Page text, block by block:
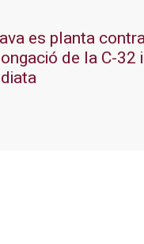
es planta
de la C-32